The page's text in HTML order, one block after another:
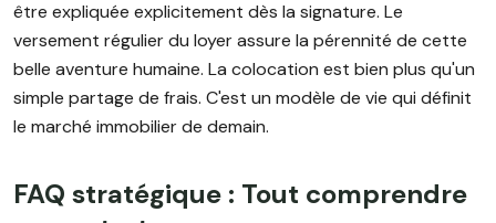
être expliquée explicitement dès la signature. Le
versement régulier du loyer assure la pérennité de cette
belle aventure humaine. La colocation est bien plus qu'un
simple partage de frais. C'est un modèle de vie qui définit
le marché immobilier de demain.
FAQ stratégique : Tout comprendre